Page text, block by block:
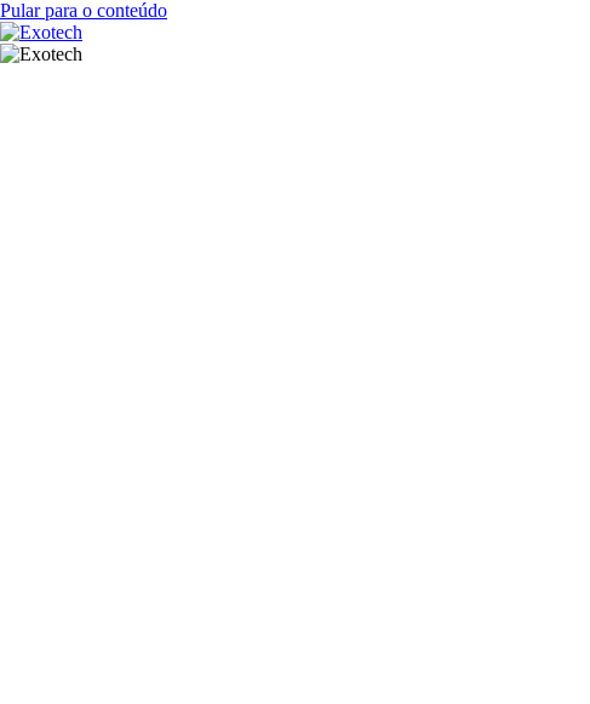
Pular para o conteúdo